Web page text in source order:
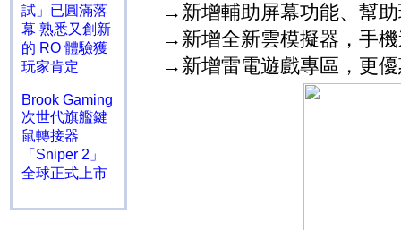
試」已圓滿落
幕 熟悉又創新
的 RO 體驗獲
玩家肯定
Brook Gaming
次世代旗艦鍵
鼠轉接器
「Sniper 2」
全球正式上市
→ 新增輔助屏幕功能、幫
→ 新增全新雲模擬器，手
→ 新增雷電遊戲專區，更